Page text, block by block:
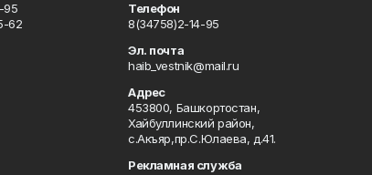
95
62
Телефон
8(34758)2-14-95
Эл. почта
haib_vestnik@mail.ru
Адрес
453800, Башкортостан,
Хайбуллинский район,
с.Акъяр,пр.С.Юлаева, д.41.
Рекламная служба